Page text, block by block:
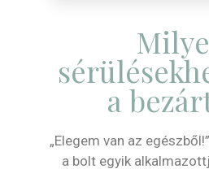
a
„Elegem van az
a bolt egyik